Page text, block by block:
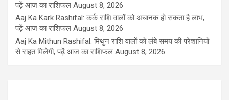
पढ़ें आज का राशिफल August 8, 2026
Aaj Ka Kark Rashifal: कर्क राशि वालों को अचानक हो सकता है लाभ,
पढ़ें आज का राशिफल August 8, 2026
Aaj Ka Mithun Rashifal: मिथुन राशि वालों को लंबे समय की परेशानियों
से राहत मिलेगी, पढ़ें आज का राशिफल August 8, 2026